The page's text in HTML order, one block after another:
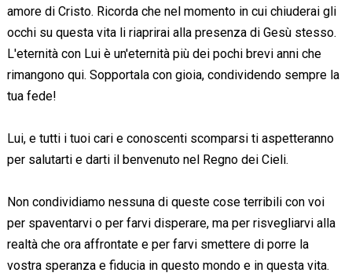
amore di Cristo. Ricorda che nel momento in cui chiuderai gli
occhi su questa vita li riaprirai alla presenza di Gesù stesso.
L'eternità con Lui è un'eternità più dei pochi brevi anni che
rimangono qui. Sopportala con gioia, condividendo sempre la
tua fede!
Lui, e tutti i tuoi cari e conoscenti scomparsi ti aspetteranno
per salutarti e darti il benvenuto nel Regno dei Cieli.
Non condividiamo nessuna di queste cose terribili con voi
per spaventarvi o per farvi disperare, ma per risvegliarvi alla
realtà che ora affrontate e per farvi smettere di porre la
vostra speranza e fiducia in questo mondo e in questa vita.